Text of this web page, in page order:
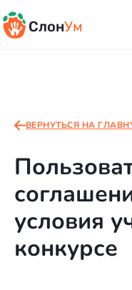
СлонУм
ВЕРНУТЬСЯ НА
условия
конкурсе